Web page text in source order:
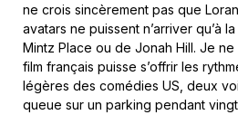
ne crois sincèrement pas que
avatars ne puissent n’arriver qu’à
Mintz Place ou de Jonah Hill. Je ne
film français puisse s’offrir les
légères des comédies US, deux
queue sur un parking pendant